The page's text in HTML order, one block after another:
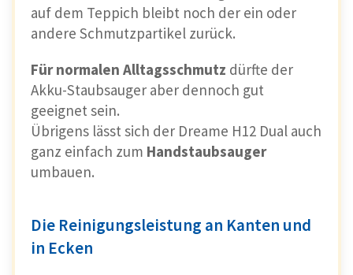
auf dem Teppich bleibt noch der ein oder
andere Schmutzpartikel zurück.
Für normalen Alltagsschmutz dürfte der
Akku-Staubsauger aber dennoch gut
geeignet sein.
Übrigens lässt sich der Dreame H12 Dual auch
ganz einfach zum Handstaubsauger
umbauen.
Die Reinigungsleistung an Kanten und
in Ecken